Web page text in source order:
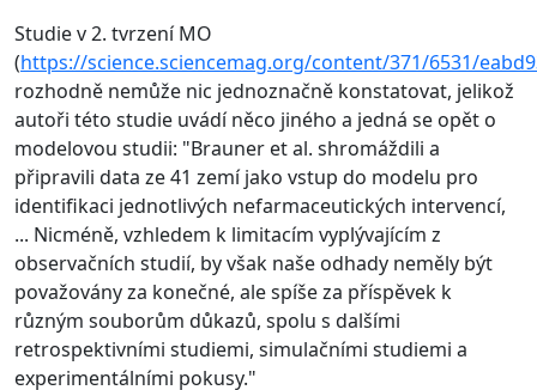
Studie v 2. tvrzení MO
(https://science.sciencemag.org/content/371/6531/
rozhodně nemůže nic jednoznačně konstatovat, jelikož
autoři této studie uvádí něco jiného a jedná se opět o
modelovou studii: "Brauner et al. shromáždili a
připravili data ze 41 zemí jako vstup do modelu pro
identifikaci jednotlivých nefarmaceutických intervencí,
... Nicméně, vzhledem k limitacím vyplývajícím z
observačních studií, by však naše odhady neměly být
považovány za konečné, ale spíše za příspěvek k
různým souborům důkazů, spolu s dalšími
retrospektivními studiemi, simulačními studiemi a
experimentálními pokusy."